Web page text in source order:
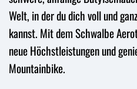
Welt, in der du dich voll und
kannst. Mit dem Schwalbe
neue Höchstleistungen und
Mountainbike.